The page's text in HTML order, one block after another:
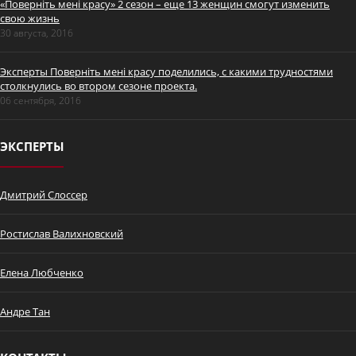
Промо Дмитрий Слоссер
ведущим пластическим
Історія Оксани Шевчун.
«Поверніть мені красу» 2 сезон – еще 13 женщин смогут изменить
свою жизнь
30 августа, 2016
Эксперты Поверніть мені красу поделились, с какими трудностями
столкнулись во втором сезоне проекта.
06 сентября, 2016
ЭКСПЕРТЫ
Дмитрий Слоссер
Ростислав Валихновский
Елена Любченко
Андре Тан